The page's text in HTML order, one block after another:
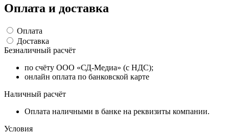
Оплата и доставка
Оплата
Доставка
Безналичный расчёт
по счёту ООО «СД-Медиа» (с НДС);
онлайн оплата по банковской карте
Наличный расчёт
Оплата наличными в банке на реквизиты компании.
Условия